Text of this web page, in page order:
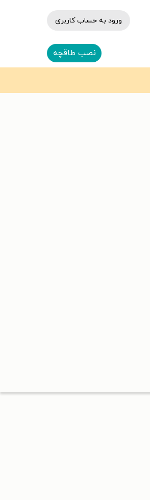
ورود به حساب کاربری
نصب طاقچه